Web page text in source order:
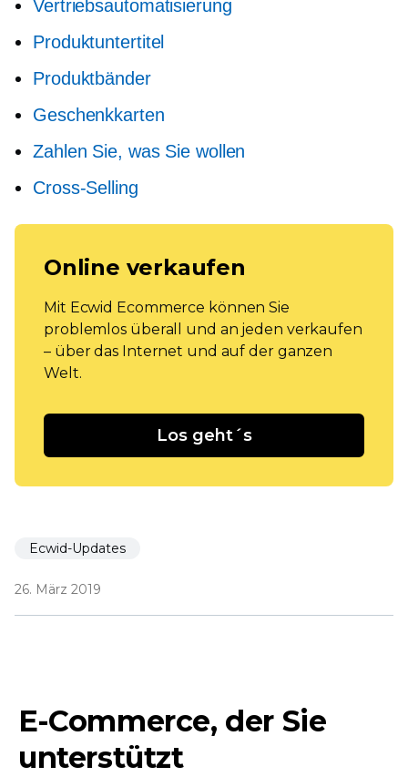
Vertriebsautomatisierung
Produktuntertitel
Produktbänder
Geschenkkarten
Zahlen Sie, was Sie wollen
Cross-Selling
Online verkaufen
Mit Ecwid Ecommerce können Sie
problemlos überall und an jeden verkaufen
– über das Internet und auf der ganzen
Welt.
Los geht´s
Ecwid-Updates
26. März 2019
E-Commerce, der Sie
unterstützt